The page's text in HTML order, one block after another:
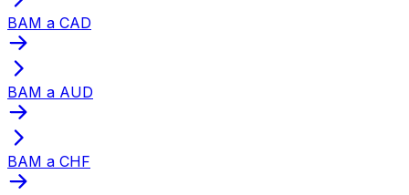
BAM a CAD
BAM a AUD
BAM a CHF